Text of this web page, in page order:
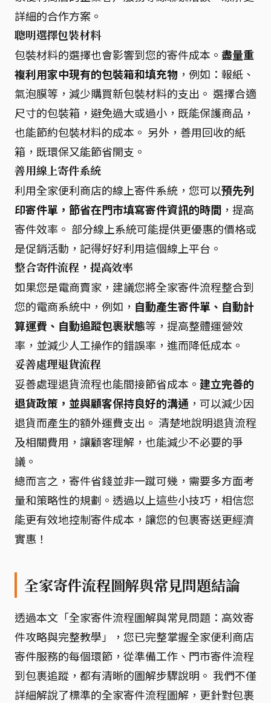
詳細的合作方案。
聰明選擇包裝材料
包裝材料的選擇也會影響到您的寄件成本。 盡量重
複利用家中現有的包裝箱和填充物 ，例如：報紙、
氣泡膜等，減少購買新包裝材料的支出。 選擇合適
尺寸的包裝箱，避免過大或過小，既能保護商品，
也能節約包裝材料的成本。 另外，善用回收的紙
箱，既環保又能節省開支。
善用線上寄件系統
利用全家便利商店的線上寄件系統，您可以預先列
印寄件單，節省在門市填寫寄件資訊的時間 ，提高
寄件效率。 部分線上系統可能提供更優惠的價格或
是促銷活動，記得好好利用這個線上平台。
整合寄件流程，提高效率
如果您是電商賣家，建議您將全家寄件流程整合到
您的電商系統中，例如， 自動產生寄件單、自動計
算運費、自動追蹤包裹狀態等，提高整體運營效
率，並減少人工操作的錯誤率，進而降低成本。
妥善處理退貨流程
妥善處理退貨流程也能間接節省成本。 建立完善的
退貨政策，並與顧客保持良好的溝通 ，可以減少因
退貨而產生的額外運費支出。 清楚地說明退貨流程
及相關費用，讓顧客理解，也能減少不必要的爭
議。
總而言之，寄件省錢並非一蹴可幾，需要多方面考
量和策略性的規劃。透過以上這些小技巧，相信您
能更有效地控制寄件成本，讓您的包裹寄送更經濟
實惠！
全家寄件流程圖解與常見問題結論
透過本文「全家寄件流程圖解與常見問題：高效寄
件攻略與完整教學」，您已完整掌握全家便利商店
寄件服務的每個環節，從準備工作、門市寄件流程
到包裹追蹤，都有清晰的圖解步驟說明。 我們不僅
詳細解說了標準的全家寄件流程圖解，更針對包裹